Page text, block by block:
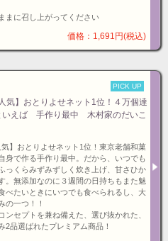
まに召し上がってください
価格：1,691円(税込)
PICK UP
気】おとりよせネット1位！４万個達
いえば 手作り最中 木村家のだいこ
気】おとりよせネット1位！東京老舗和菓
身で作る手作り最中。だから、いつでも
っくらみずみずしく炊き上げ、甘さひか
。無添加なのに３週間の日持ちもまた魅
べたいときにいつでも食べられるし、大
の一つ！！
セプトを兼ね備えた、選び抜かれた、
2品選ばれたプレミアム商品！